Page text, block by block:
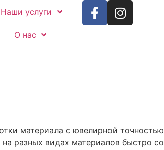
Наши услуги
О нас
материала с ювелирной
разных видах материалов быстро